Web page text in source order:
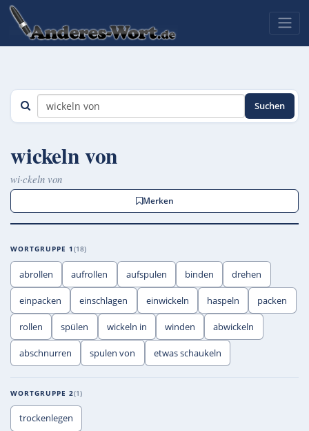
Suchen
wickeln von
wi·ckeln von
Merken
WORTGRUPPE 1 18
abrollen aufrollen aufspulen binden drehen
einpacken einschlagen einwickeln haspeln packen
rollen spülen wickeln in winden abwickeln
abschnurren spulen von etwas schaukeln
WORTGRUPPE 2 1
trockenlegen